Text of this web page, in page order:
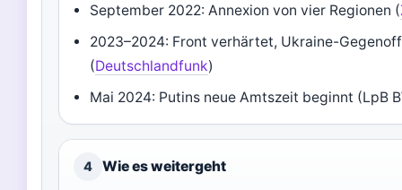
September 2022: Annexion von vier Regionen (
2023–2024: Front verhärtet, Ukraine-
(Deutschlandfunk)
Mai 2024: Putins neue Amtszeit beginnt (LpB
4 Wie es weitergeht